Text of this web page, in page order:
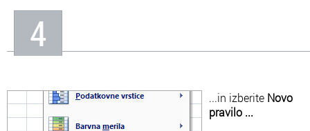
4
...in izberite Novo
pravilo ...